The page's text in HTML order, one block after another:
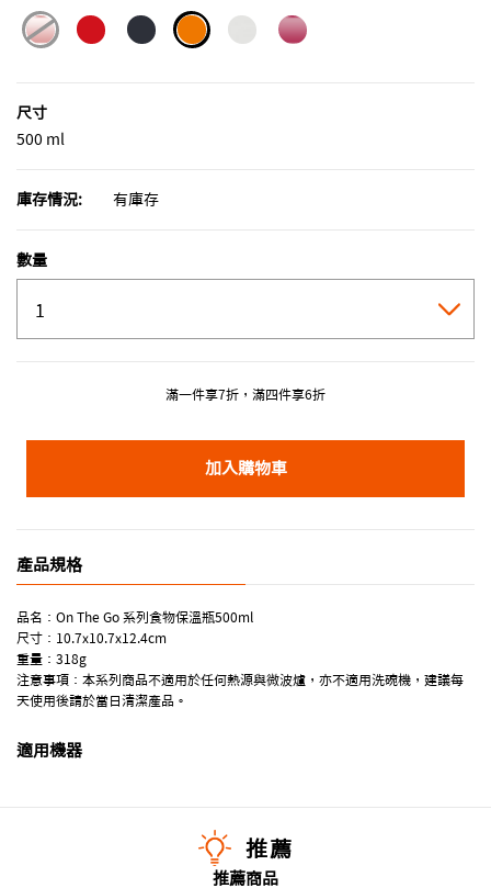
尺寸
500 ml
庫存情況: 有庫存
數量
滿一件享7折，滿四件享6折
加入購物車
產品規格
品名：On The Go 系列食物保溫瓶500ml
尺寸：10.7x10.7x12.4cm
重量：318g
注意事項：本系列商品不適用於任何熱源與微波爐，亦不適用洗碗機，建議每
天使用後請於當日清潔產品。
適用機器
推薦
推薦商品